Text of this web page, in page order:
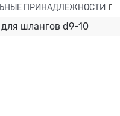
ПРИНАДЛЕЖНОСТИ
шлангов d9-10